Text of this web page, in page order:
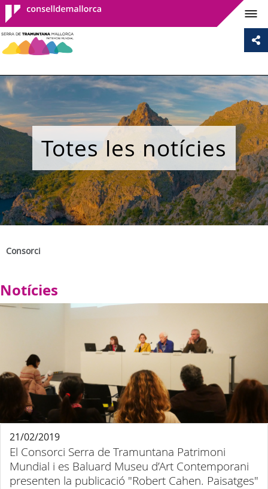
Consell de
Mallorca
Totes les notícies
Consorci
Notícies
El Consorci Serra de Tramuntana Patrimoni
Mundial i es Baluard Museu d’Art Contemporani
presenten la publicació "Robert Cahen. Paisatges"
21/02/2019